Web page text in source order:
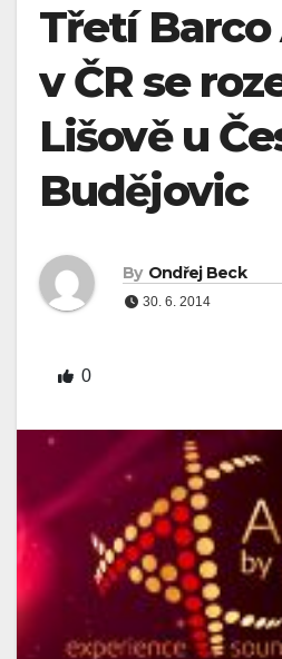
Třetí Barco
v ČR se
Lišově u
Budějovic
By Ondřej Beck
30. 6. 2014
0